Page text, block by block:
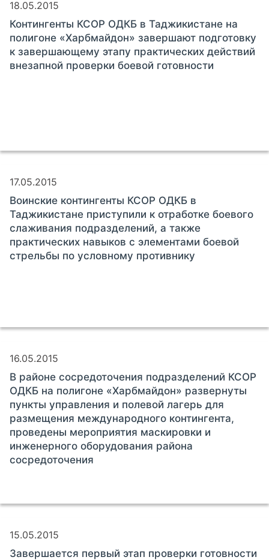
18.05.2015
Контингенты КСОР ОДКБ в Таджикистане на
полигоне «Харбмайдон» завершают подготовку
к завершающему этапу практических действий
внезапной проверки боевой готовности
17.05.2015
Воинские контингенты КСОР ОДКБ в
Таджикистане приступили к отработке боевого
слаживания подразделений, а также
практических навыков с элементами боевой
стрельбы по условному противнику
16.05.2015
В районе сосредоточения подразделений КСОР
ОДКБ на полигоне «Харбмайдон» развернуты
пункты управления и полевой лагерь для
размещения международного контингента,
проведены мероприятия маскировки и
инженерного оборудования района
сосредоточения
15.05.2015
Завершается первый этап проверки готовности